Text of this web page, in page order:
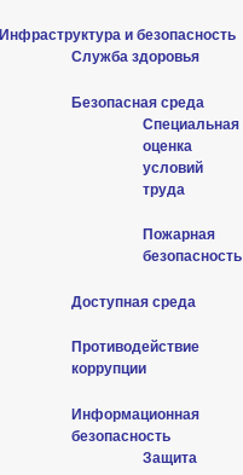
Инфраструктура и безопасность
Служба здоровья
Безопасная среда
Специальная
оценка
условий
труда
Пожарная
безопасность
Доступная среда
Противодействие
коррупции
Информационная
безопасность
Защита